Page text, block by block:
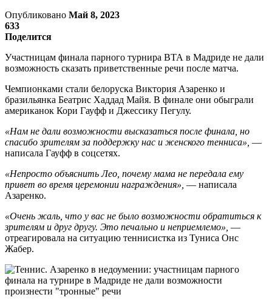
Опубликовано Май 8, 2023
633
Поделится
Участницам финала парного турнира ВТА в Мадриде не дали
возможность сказать приветственные речи после матча.
Чемпионками стали белоруска Виктория Азаренко и
бразильянка Беатрис Хаддад Майя. В финале они обыграли
американок Кори Гауфф и Джессику Пегулу.
«Нам не дали возможности высказаться после финала, но
спасибо зрителям за поддержку нас и женского тенниса», —
написала Гауфф в соцсетях.
«Непросто объяснить Лео, почему мама не передала ему
привет во время церемонии награждения», — написала
Азаренко.
«Очень жаль, что у вас не было возможности обратиться к
зрителям и друг другу. Это печально и неприемлемо», —
отреагировала на ситуацию теннисистка из Туниса Онс
Жабер.